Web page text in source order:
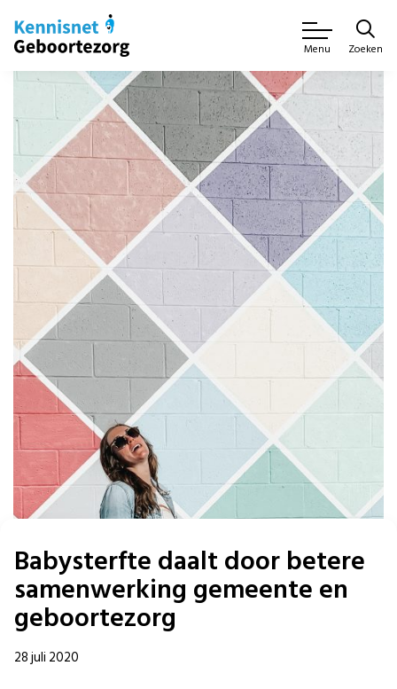
Menu Zoeken
Babysterfte daalt door betere
samenwerking gemeente en
geboortezorg
28 juli 2020